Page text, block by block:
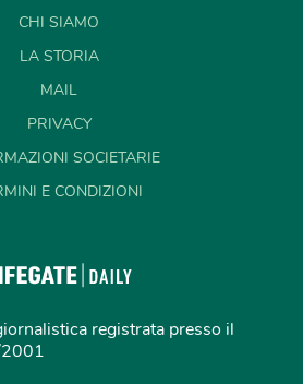
CHI SIAMO
LA STORIA
MAIL
PRIVACY
SOCIETARIE
E CONDIZIONI
registrata presso il